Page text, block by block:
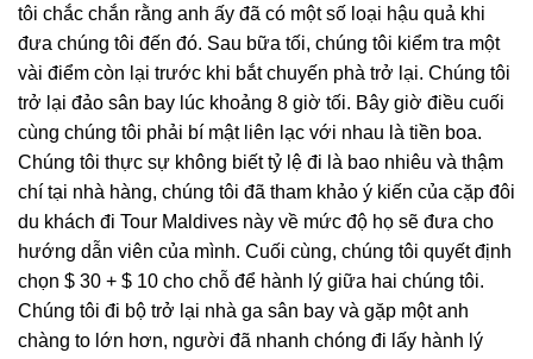
tôi chắc chắn rằng anh ấy đã có một số loại hậu quả khi
đưa chúng tôi đến đó. Sau bữa tối, chúng tôi kiểm tra một
vài điểm còn lại trước khi bắt chuyến phà trở lại. Chúng tôi
trở lại đảo sân bay lúc khoảng 8 giờ tối. Bây giờ điều cuối
cùng chúng tôi phải bí mật liên lạc với nhau là tiền boa.
Chúng tôi thực sự không biết tỷ lệ đi là bao nhiêu và thậm
chí tại nhà hàng, chúng tôi đã tham khảo ý kiến ​​của cặp đôi
du khách đi Tour Maldives này về mức độ họ sẽ đưa cho
hướng dẫn viên của mình. Cuối cùng, chúng tôi quyết định
chọn $ 30 + $ 10 cho chỗ để hành lý giữa hai chúng tôi.
Chúng tôi đi bộ trở lại nhà ga sân bay và gặp một anh
chàng to lớn hơn, người đã nhanh chóng đi lấy hành lý